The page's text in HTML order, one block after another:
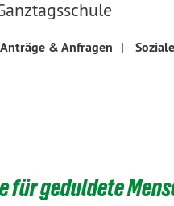
Anträge & Anfragen |
für geduldete